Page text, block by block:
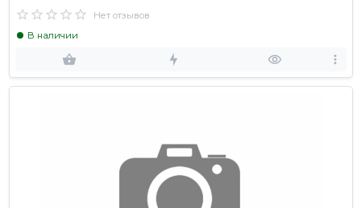
Нет отзывов
В наличии